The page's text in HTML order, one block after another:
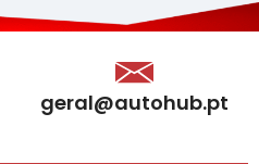
geral@autohub.pt